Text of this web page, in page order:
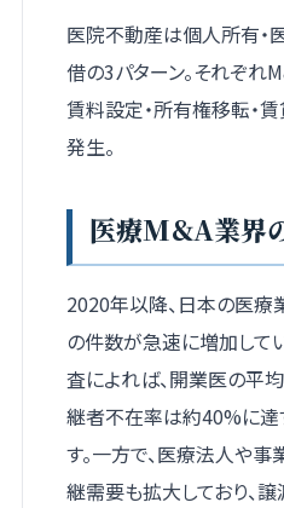
医院不動産は個人所有・
借の3パターン。それぞれ
賃料設定・所有権移転・
発生。
医療M&A業界
2020年以降、日本の医
の件数が急速に増加して
査によれば、開業医の平
継者不在率は約40%に達
す。一方で、医療法人や
継需要も拡大しており、